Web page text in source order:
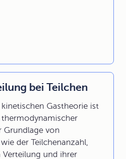
bei Teilchen
Gastheorie ist
Grundlage von
der Teilchenanzahl,
und ihrer